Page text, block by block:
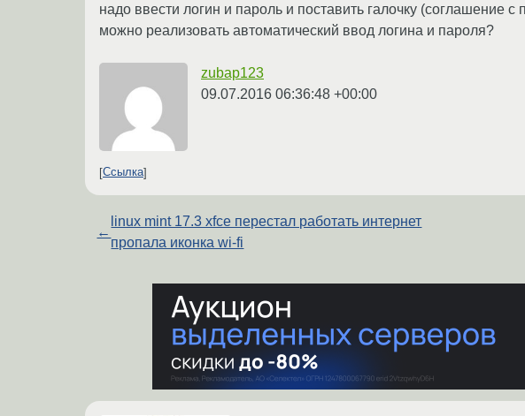
надо ввести логин и пароль и поставить галочку
можно реализовать автоматический ввод логина и пароля?
zubap123
09.07.2016 06:36:48 +00:00
Ссылка
←
linux mint 17.3 xfce перестал работать интернет
пропала иконка wi-fi